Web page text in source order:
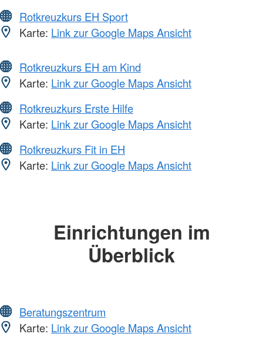
Rotkreuzkurs EH Sport
Karte: Link zur Google Maps Ansicht
Rotkreuzkurs EH am Kind
Karte: Link zur Google Maps Ansicht
Rotkreuzkurs Erste Hilfe
Karte: Link zur Google Maps Ansicht
Rotkreuzkurs Fit in EH
Karte: Link zur Google Maps Ansicht
Einrichtungen im
Überblick
Beratungszentrum
Karte: Link zur Google Maps Ansicht